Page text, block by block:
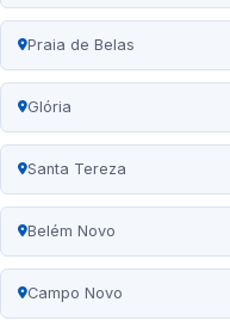
Praia de Belas
Glória
Santa Tereza
Belém Novo
Campo Novo